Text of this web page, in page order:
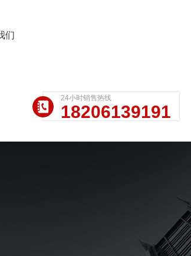
们
24小时销售热线
18206139191